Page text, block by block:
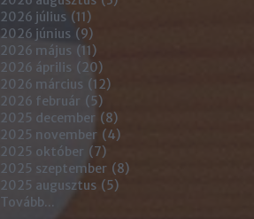
2026 július (11)
2026 június (9)
2026 május (11)
2026 április (20)
2026 március (12)
2026 február (5)
2025 december (8)
2025 november (4)
2025 október (7)
2025 szeptember (8)
2025 augusztus (5)
Tovább...